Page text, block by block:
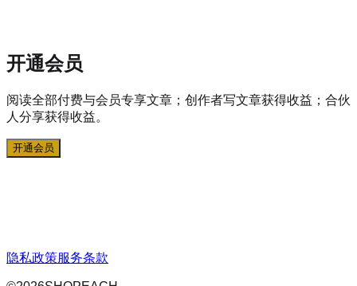
开通会员
阅读全部付费与会员专享文章；创作者写文章获得收益；合伙
人分享获得收益。
开通会员
隐私政策服务条款